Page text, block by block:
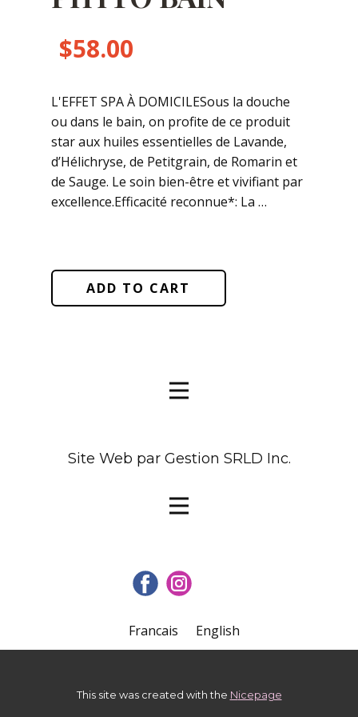
$58.00
L'EFFET SPA À DOMICILESous la douche
ou dans le bain, on profite de ce produit
star aux huiles essentielles de Lavande,
d’Hélichryse, de Petitgrain, de Romarin et
de Sauge. Le soin bien-être et vivifiant par
excellence.Efficacité reconnue*: La …
ADD TO CART
Site Web par Gestion SRLD Inc.
This site was created with the Nicepage